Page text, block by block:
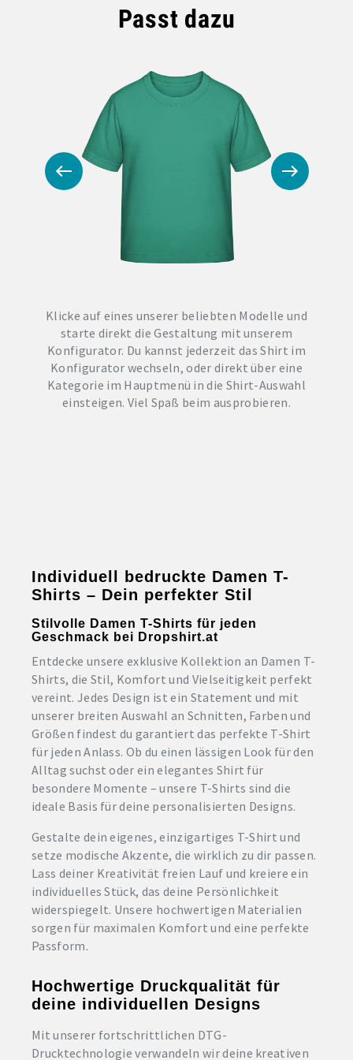
Passt dazu
Klicke auf eines unserer beliebten Modelle und
starte direkt die Gestaltung mit unserem
Konfigurator. Du kannst jederzeit das Shirt im
Konfigurator wechseln, oder direkt über eine
Kategorie im Hauptmenü in die Shirt-Auswahl
einsteigen. Viel Spaß beim ausprobieren.
Individuell bedruckte Damen T-
Shirts – Dein perfekter Stil
Stilvolle Damen T-Shirts für jeden
Geschmack bei Dropshirt.at
Entdecke unsere exklusive Kollektion an Damen T-
Shirts, die Stil, Komfort und Vielseitigkeit perfekt
vereint. Jedes Design ist ein Statement und mit
unserer breiten Auswahl an Schnitten, Farben und
Größen findest du garantiert das perfekte T-Shirt
für jeden Anlass. Ob du einen lässigen Look für den
Alltag suchst oder ein elegantes Shirt für
besondere Momente – unsere T-Shirts sind die
ideale Basis für deine personalisierten Designs.
Gestalte dein eigenes, einzigartiges T-Shirt und
setze modische Akzente, die wirklich zu dir passen.
Lass deiner Kreativität freien Lauf und kreiere ein
individuelles Stück, das deine Persönlichkeit
widerspiegelt. Unsere hochwertigen Materialien
sorgen für maximalen Komfort und eine perfekte
Passform.
Hochwertige Druckqualität für
deine individuellen Designs
Mit unserer fortschrittlichen DTG-
Drucktechnologie verwandeln wir deine kreativen